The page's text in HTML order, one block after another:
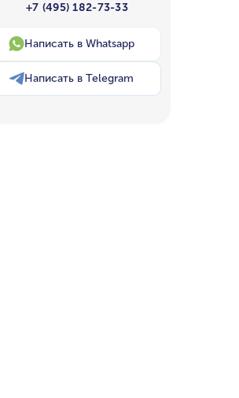
+7 (495) 182-73-33
Написать в Whatsapp
Написать в Telegram